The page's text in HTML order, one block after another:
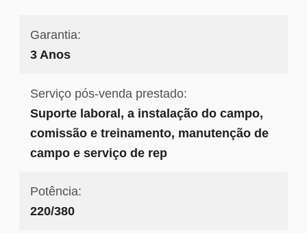
Garantia:
3 Anos
Serviço pós-venda prestado:
Suporte laboral, a instalação do campo,
comissão e treinamento, manutenção de
campo e serviço de rep
Potência:
220/380